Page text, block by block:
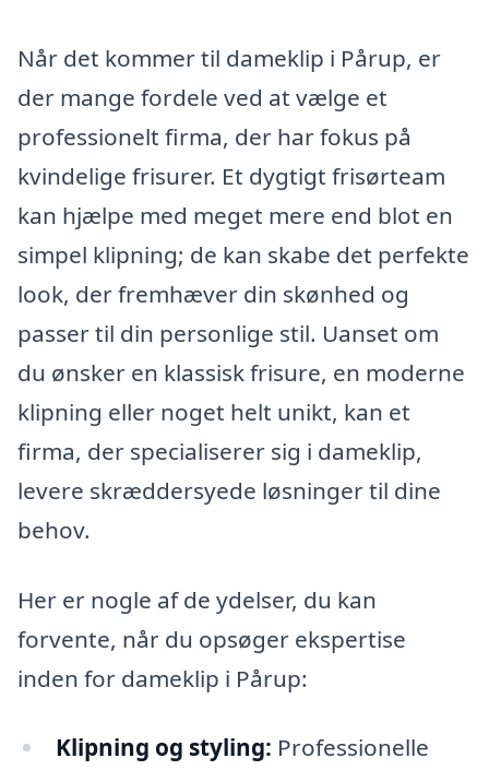
Når det kommer til dameklip i Pårup, er
der mange fordele ved at vælge et
professionelt firma, der har fokus på
kvindelige frisurer. Et dygtigt frisørteam
kan hjælpe med meget mere end blot en
simpel klipning; de kan skabe det perfekte
look, der fremhæver din skønhed og
passer til din personlige stil. Uanset om
du ønsker en klassisk frisure, en moderne
klipning eller noget helt unikt, kan et
firma, der specialiserer sig i dameklip,
levere skræddersyede løsninger til dine
behov.
Her er nogle af de ydelser, du kan
forvente, når du opsøger ekspertise
inden for dameklip i Pårup:
Klipning og styling: Professionelle